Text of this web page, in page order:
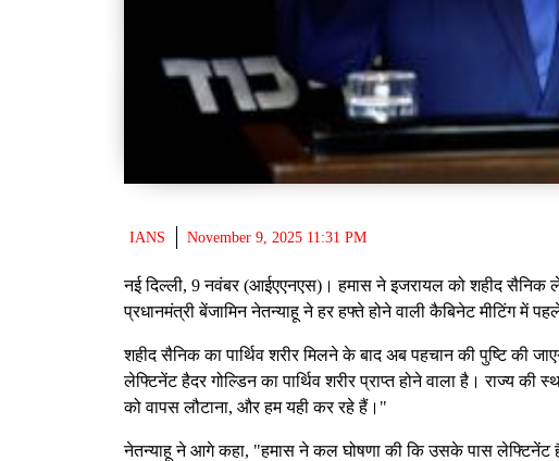
IANS November 9, 2025 11:31 PM
नई दिल्ली, 9 नवंबर (आईएएनएस)। हमास ने इजरायल को शहीद सैनिक
प्रधानमंत्री बेंजामिन नेतन्याहू ने हर हफ्ते होने वाली कैबिनेट मीटिंग में
शहीद सैनिक का पार्थिव शरीर मिलने के बाद अब पहचान की पुष्टि की
लेफ्टिनेंट हैदर गोल्डिन का पार्थिव शरीर प्राप्त होने वाला है। राज्य
को वापस लौटाना, और हम यही कर रहे हैं।"
नेतन्याहू ने आगे कहा, "हमास ने कल घोषणा की कि उसके पास लेफ्टिनेंट